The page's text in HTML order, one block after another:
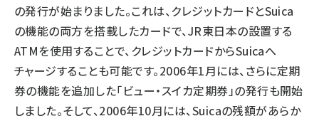
の発行が始まりました。これは、クレジットカードとSuica
の機能の両方を搭載したカードで、JR東日本の設置する
ATMを使用することで、クレジットカードからSuicaへ
チャージすることも可能です。2006年1月には、さらに定期
券の機能を追加した「ビュー・スイカ定期券」の発行も開始
しました。そして、2006年10月には、Suicaの残額があらか